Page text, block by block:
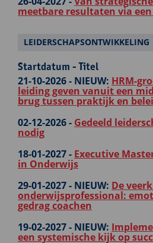
meetbare resultaten via
LEIDERSCHAPSONTWIKKELING
Startdatum - Titel
21-10-2026 - NIEUW: HRM-
leiding geven vanuit een
brug tussen praktijk en
02-12-2026 - Gedeeld
nodig
18-01-2027 - Executive
in Onderwijs
29-01-2027 - NIEUW: De
onderwijsprofessional:
gedrag coachen
19-02-2027 - NIEUW:
een systemische kijk op